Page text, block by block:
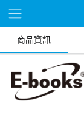
商品資訊